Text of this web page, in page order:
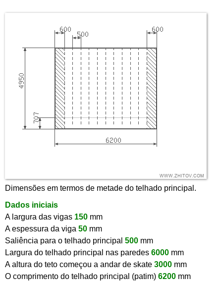
Dimensões em termos de metade do telhado principal.
Dados iniciais
A largura das vigas 150 mm
A espessura da viga 50 mm
Saliência para o telhado principal 500 mm
Largura do telhado principal nas paredes 6000 mm
A altura do teto começou a andar de skate 3000 mm
O comprimento do telhado principal (patim) 6200 mm